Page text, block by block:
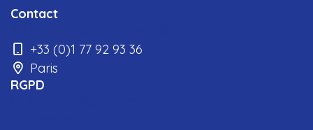
Contact
+33 (0)1 77 92 93 36
Paris
RGPD